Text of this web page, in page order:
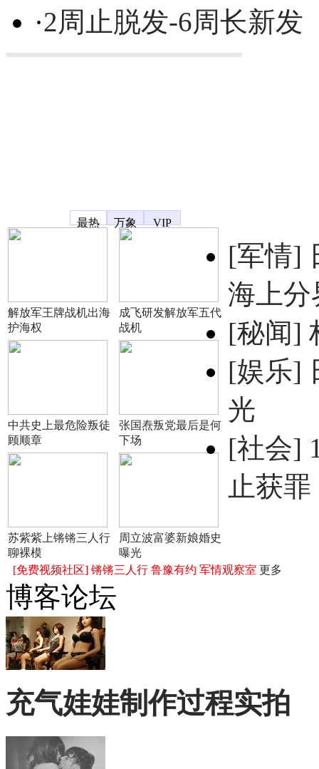
·2周止脱发-6周长新发
最热
万象 VIP
解放军王牌战机出海
护海权
成飞研发解放军五代
战机
中共史上最危险叛徒
顾顺章
张国焘叛党最后是何
下场
苏紫紫上锵锵三人行
聊裸模
周立波富婆新娘婚史
曝光
[军情]
海上分
[秘闻]
[娱乐]
光
[社会]
止获罪
[免费视频社区] 锵锵三人行 鲁豫有约 军情观察室 更多
博客论坛
充气娃娃制作过程实拍